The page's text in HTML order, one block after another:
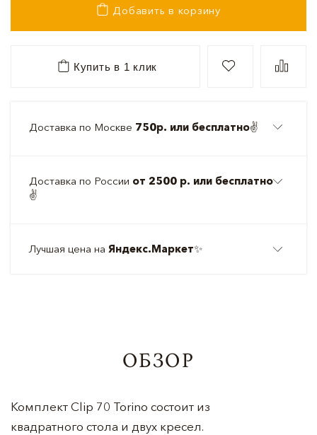
Добавить в корзину
Купить в 1 клик
Доставка по Москве 750р. или бесплатно✌️
Доставка по России от 2500 р. или бесплатно
✌️
Лучшая цена на Яндекс.Маркет✨
ОБЗОР
Комплект Clip 70 Torino состоит из
квадратного стола и двух кресел.